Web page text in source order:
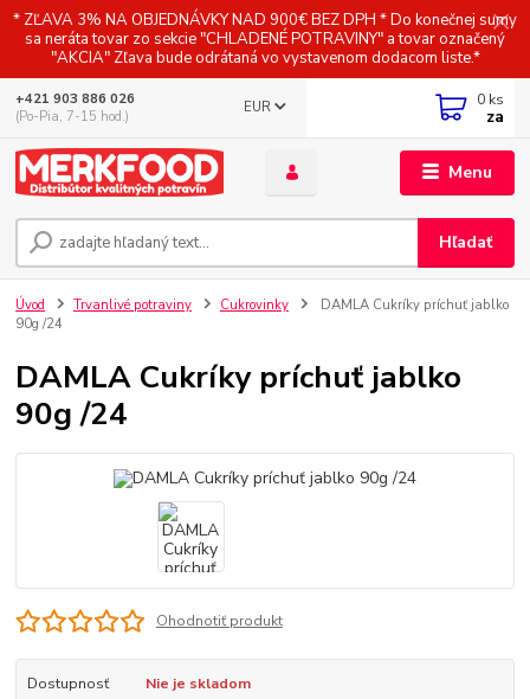
* ZĽAVA 3% NA OBJEDNÁVKY NAD 900€ BEZ DPH * Do konečnej sumy
sa neráta tovar zo sekcie "CHLADENÉ POTRAVINY" a tovar označený
"AKCIA" Zľava bude odrátaná vo vystavenom dodacom liste.*
Menu
EUR
Hľadať
+421 903 886 026
(Po-Pia, 7-15 hod.)
0 ks
za
Úvod Trvanlivé potraviny Cukrovinky
DAMLA Cukríky príchuť jablko
90g /24
DAMLA Cukríky príchuť jablko
90g /24
Ohodnotiť produkt
Dostupnosť Nie je skladom